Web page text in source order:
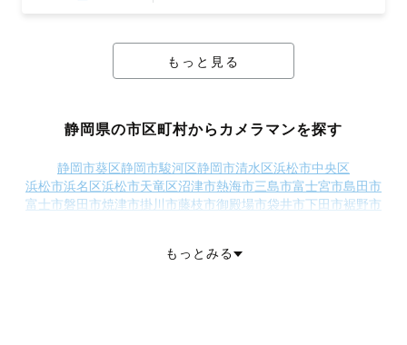
もっと見る
静岡県の市区町村からカメラマンを探す
静岡市葵区静岡市駿河区静岡市清水区浜松市中央区
浜松市浜名区浜松市天竜区沼津市熱海市三島市富士宮市島田市
富士市磐田市焼津市掛川市藤枝市御殿場市袋井市下田市裾野市
田方郡函南町駿東郡清水町
もっとみる